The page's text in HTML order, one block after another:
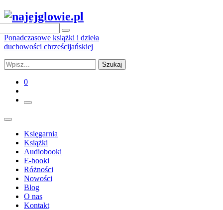
Ponadczasowe książki i dzieła
duchowości chrześcijańskiej
Szukaj
0
Księgarnia
Książki
Audiobooki
E-booki
Różności
Nowości
Blog
O nas
Kontakt